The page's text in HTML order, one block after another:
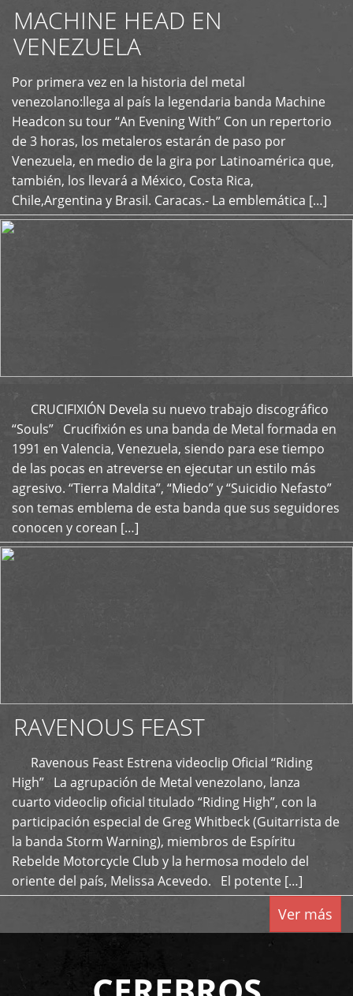
MACHINE HEAD EN
VENEZUELA
Por primera vez en la historia del metal
venezolano:llega al país la legendaria banda Machine
Headcon su tour “An Evening With” Con un repertorio
de 3 horas, los metaleros estarán de paso por
Venezuela, en medio de la gira por Latinoamérica que,
también, los llevará a México, Costa Rica,
Chile,Argentina y Brasil. Caracas.- La emblemática […]
+
CRUCIFIXIÓN Devela su nuevo trabajo discográfico
“Souls” Crucifixión es una banda de Metal formada en
1991 en Valencia, Venezuela, siendo para ese tiempo
de las pocas en atreverse en ejecutar un estilo más
agresivo. “Tierra Maldita”, “Miedo” y “Suicidio Nefasto”
son temas emblema de esta banda que sus seguidores
conocen y corean […]
+
RAVENOUS FEAST
Ravenous Feast Estrena videoclip Oficial “Riding
High” La agrupación de Metal venezolano, lanza
cuarto videoclip oficial titulado “Riding High”, con la
participación especial de Greg Whitbeck (Guitarrista de
la banda Storm Warning), miembros de Espíritu
Rebelde Motorcycle Club y la hermosa modelo del
oriente del país, Melissa Acevedo. El potente […]
Ver más